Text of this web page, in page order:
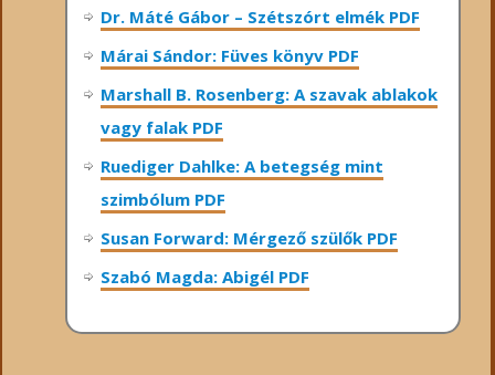
Dr. Máté Gábor – Szétszórt elmék PDF
Márai Sándor: Füves könyv PDF
Marshall B. Rosenberg: A szavak ablakok
vagy falak PDF
Ruediger Dahlke: A betegség mint
szimbólum PDF
Susan Forward: Mérgező szülők PDF
Szabó Magda: Abigél PDF